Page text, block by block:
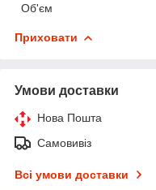
Об'єм
Приховати
Умови доставки
Нова Пошта
Самовивіз
Всі умови доставки